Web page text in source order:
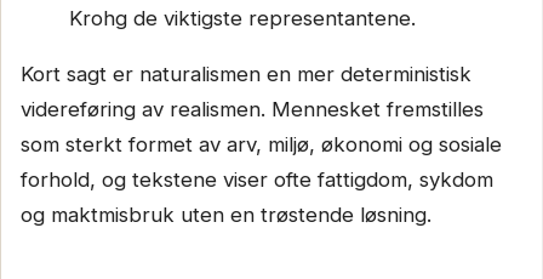
Krohg de viktigste representantene.
Kort sagt er naturalismen en mer deterministisk
videreføring av realismen. Mennesket fremstilles
som sterkt formet av arv, miljø, økonomi og sosiale
forhold, og tekstene viser ofte fattigdom, sykdom
og maktmisbruk uten en trøstende løsning.